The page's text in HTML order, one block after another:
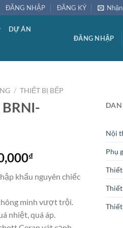
ĐĂNG NHẬP ĐĂNG KÝ
DỰ ÁN
ĐĂNG NHẬP
/ THIẾT BỊ BẾP
₫Giá
tại
18,900,000₫.
khẩu nguyên chiếc
minh vượt trội.
nhiệt, quá áp.
Nội
Phụ
Thiết
Thiết